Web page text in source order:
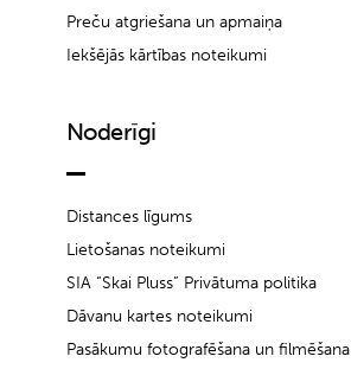
Preču atgriešana un apmaiņa
Iekšējās kārtības noteikumi
Noderīgi
Distances līgums
Lietošanas noteikumi
SIA “Skai Pluss” Privātuma politika
Dāvanu kartes noteikumi
Pasākumu fotografēšana un filmēšana